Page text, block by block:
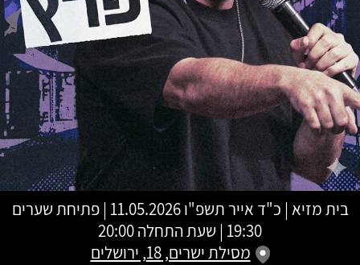
בית מזיא | כ"ד אייר תשפ"ו
11.05.2026 | פתיחת שערים
19:30 | שעת התחלה 20:00
מסילת ישרים, 18, ירושלים